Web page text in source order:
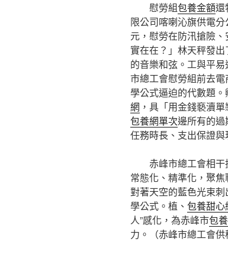
慰勞組包養金額還
限公司喀喇沁旗供電
元，慰勞在防汛搶險
實在在？」林天秤發
的音樂和弦。工與平易
市總工會慰勞組前去
學公式逼迫的代數題
網 ，具「用金錢褻瀆
包養網單次邊所有的
任務時長、支出保證
赤峰市總工會相
常態化、精準化，聚
對著天空的藍色光束
學公式。植、 包養甜心
人”感化，為赤峰市包
力。（赤峰市總工會供